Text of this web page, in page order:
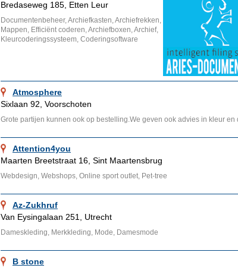
Bredaseweg 185, Etten Leur
Documentenbeheer, Archiefkasten, Archiefrekken,
Mappen, Efficiënt coderen, Archiefboxen, Archief,
Kleurcoderingssysteem, Coderingsoftware
Atmosphere
Sixlaan 92, Voorschoten
Grote partijen kunnen ook op bestelling.We geven ook advies in kleur en
Attention4you
Maarten Breetstraat 16, Sint Maartensbrug
Webdesign, Webshops, Online sport outlet, Pet-tree
Az-Zukhruf
Van Eysingalaan 251, Utrecht
Dameskleding, Merkkleding, Mode, Damesmode
B stone